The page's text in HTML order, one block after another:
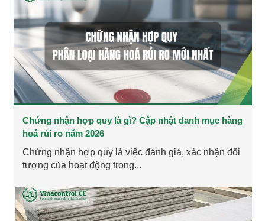
Chứng nhận hợp quy là gì? Cập nhật danh mục hàng
hoá rủi ro năm 2026
Chứng nhận hợp quy là việc đánh giá, xác nhận đối
tượng của hoạt động trong...